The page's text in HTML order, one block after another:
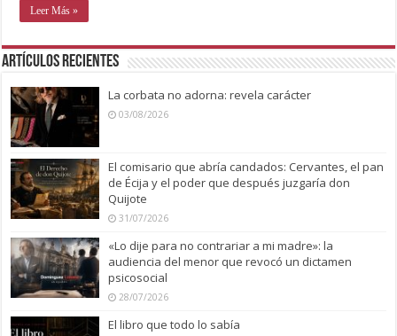
Leer Más »
Artículos recientes
La corbata no adorna: revela carácter
03/08/2026
El comisario que abría candados: Cervantes, el pan
de Écija y el poder que después juzgaría don
Quijote
31/07/2026
«Lo dije para no contrariar a mi madre»: la
audiencia del menor que revocó un dictamen
psicosocial
28/07/2026
El libro que todo lo sabía